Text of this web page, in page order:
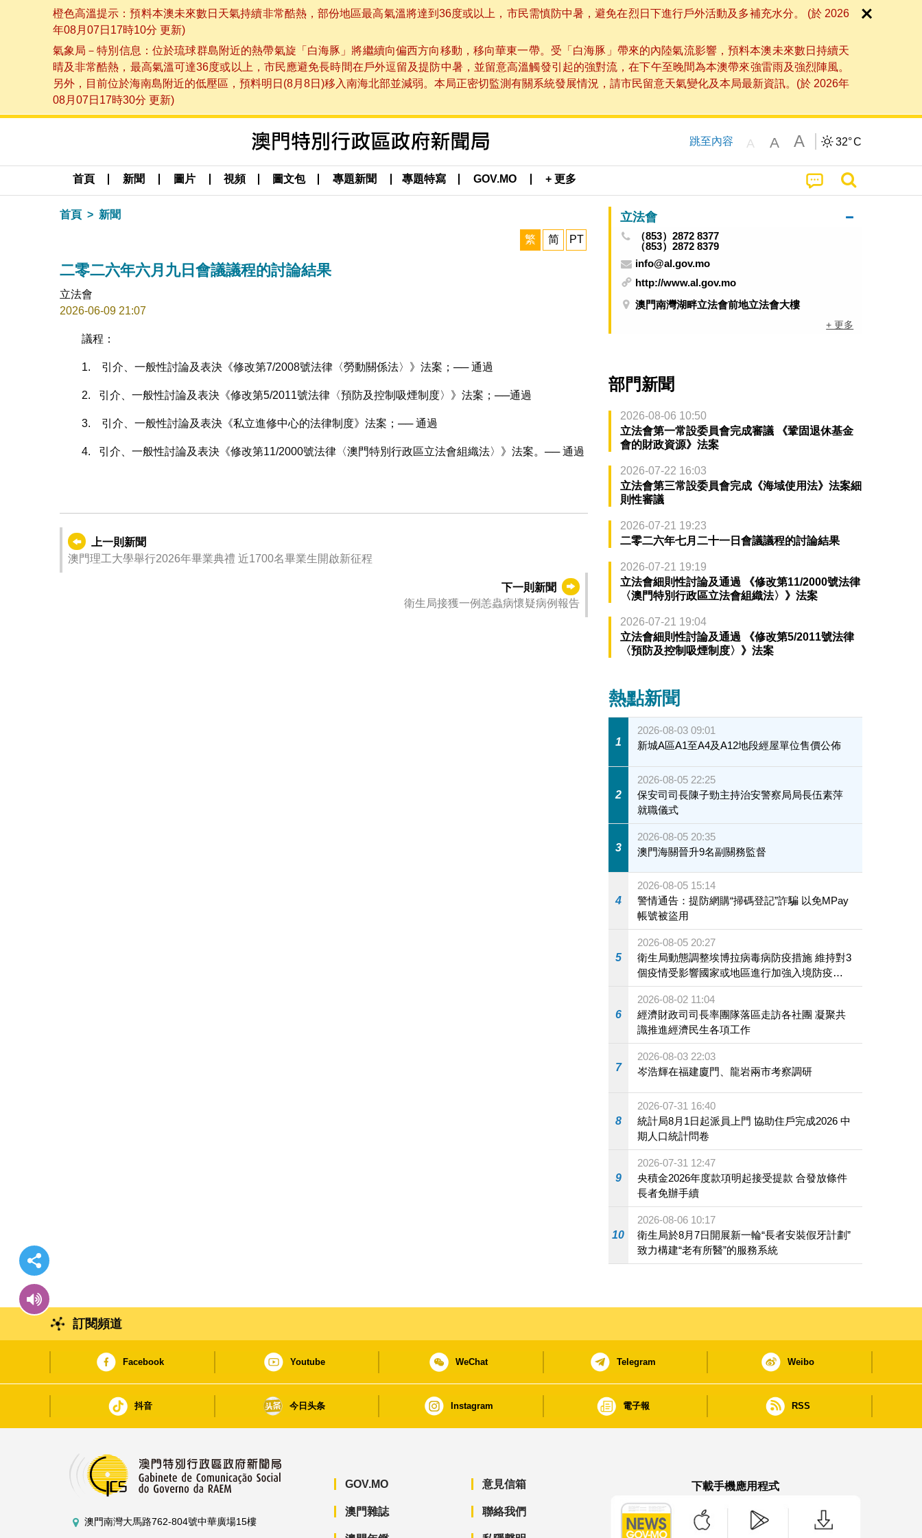
橙色高溫提示：預料本澳未來數日天氣持續非常酷熱，部份地區最高氣溫將達到36度或以上，市民需慎防中暑，避免在烈日下進行戶外活動及多補充水分。 (於 2026
年08月07日17時10分 更新)
氣象局－特別信息：位於琉球群島附近的熱帶氣旋「白海豚」將繼續向偏西方向移動，移向華東一帶。受「白海豚」帶來的內陸氣流影響，預料本澳未來數日持續天
晴及非常酷熱，最高氣溫可達36度或以上，市民應避免長時間在戶外逗留及提防中暑，並留意高溫觸發引起的強對流，在下午至晚間為本澳帶來強雷雨及強烈陣風。
另外，目前位於海南島附近的低壓區，預料明日(8月8日)移入南海北部並減弱。本局正密切監測有關系統發展情況，請市民留意天氣變化及本局最新資訊。(於 2026年
08月07日17時30分 更新)
跳至內容 A A A 32°C
首頁 新聞 圖片 視頻 圖文包 專題新聞 專題特寫 GOV.MO + 更多
首頁 新聞
繁 简 PT
二零二六年六月九日會議議程的討論結果
立法會
2026-06-09 21:07
議程：
1. 引介、一般性討論及表決《修改第7/2008號法律〈勞動關係法〉》法案；── 通過
2. 引介、一般性討論及表決《修改第5/2011號法律〈預防及控制吸煙制度〉》法案；──通過
3. 引介、一般性討論及表決《私立進修中心的法律制度》法案；── 通過
4. 引介、一般性討論及表決《修改第11/2000號法律〈澳門特別行政區立法會組織法〉》法案。── 通過
上一則新聞
澳門理工大學舉行2026年畢業典禮 近1700名畢業生開啟新征程
下一則新聞
衛生局接獲一例恙蟲病懷疑病例報告
立法會
（853）2872 8377
（853）2872 8379
info@al.gov.mo
http://www.al.gov.mo
澳門南灣湖畔立法會前地立法會大樓
+ 更多
部門新聞
2026-08-06 10:50
立法會第一常設委員會完成審議 《鞏固退休基金
會的財政資源》法案
2026-07-22 16:03
立法會第三常設委員會完成《海域使用法》法案細
則性審議
2026-07-21 19:23
二零二六年七月二十一日會議議程的討論結果
2026-07-21 19:19
立法會細則性討論及通過 《修改第11/2000號法律
〈澳門特別行政區立法會組織法〉》法案
2026-07-21 19:04
立法會細則性討論及通過 《修改第5/2011號法律
〈預防及控制吸煙制度〉》法案
熱點新聞
1
2026-08-03 09:01
新城A區A1至A4及A12地段經屋單位售價公佈
2
2026-08-05 22:25
保安司司長陳子勁主持治安警察局局長伍素萍
就職儀式
3
2026-08-05 20:35
澳門海關晉升9名副關務監督
4
2026-08-05 15:14
警情通告：提防網購“掃碼登記”詐騙 以免MPay
帳號被盜用
5
2026-08-05 20:27
衛生局動態調整埃博拉病毒病防疫措施 維持對3
個疫情受影響國家或地區進行加強入境防疫措
施
6
2026-08-02 11:04
經濟財政司司長率團隊落區走訪各社團 凝聚共
識推進經濟民生各項工作
7
2026-08-03 22:03
岑浩輝在福建廈門、龍岩兩市考察調研
8
2026-07-31 16:40
統計局8月1日起派員上門 協助住戶完成2026 中
期人口統計問卷
9
2026-07-31 12:47
央積金2026年度款項明起接受提款 合發放條件
長者免辦手續
10
2026-08-06 10:17
衛生局於8月7日開展新一輪“長者安裝假牙計劃”
致力構建“老有所醫”的服務系統
訂閱頻道
Facebook Youtube WeChat Telegram Weibo
抖音 今日头条 Instagram 電子報 RSS
澳門南灣大馬路762-804號中華廣場15樓
GOV.MO
澳門雜誌
意見信箱
聯絡我們
下載手機應用程式